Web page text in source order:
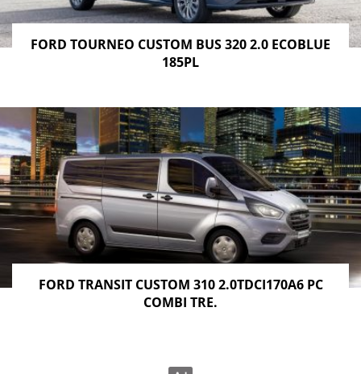
FORD TOURNEO CUSTOM BUS 320 2.0 ECOBLUE
185PL
FORD TRANSIT CUSTOM 310 2.0TDCI170A6 PC
COMBI TRE.